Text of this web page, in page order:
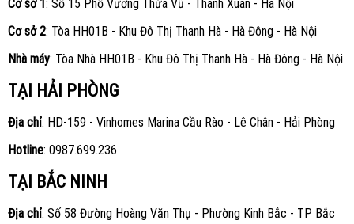
Cơ sở 1: Số 15 Phố Vương Thừa Vũ - Thanh Xuân - Hà Nội
Cơ sở 2: Tòa HH01B - Khu Đô Thị Thanh Hà - Hà Đông - Hà Nội
Nhà máy: Tòa Nhà HH01B - Khu Đô Thị Thanh Hà - Hà Đông - Hà Nội
TẠI HẢI PHÒNG
Địa chỉ: HD-159 - Vinhomes Marina Cầu Rào - Lê Chân - Hải Phòng
Hotline: 0987.699.236
TẠI BẮC NINH
Địa chỉ: Số 58 Đường Hoàng Văn Thụ - Phường Kinh Bắc - TP Bắc